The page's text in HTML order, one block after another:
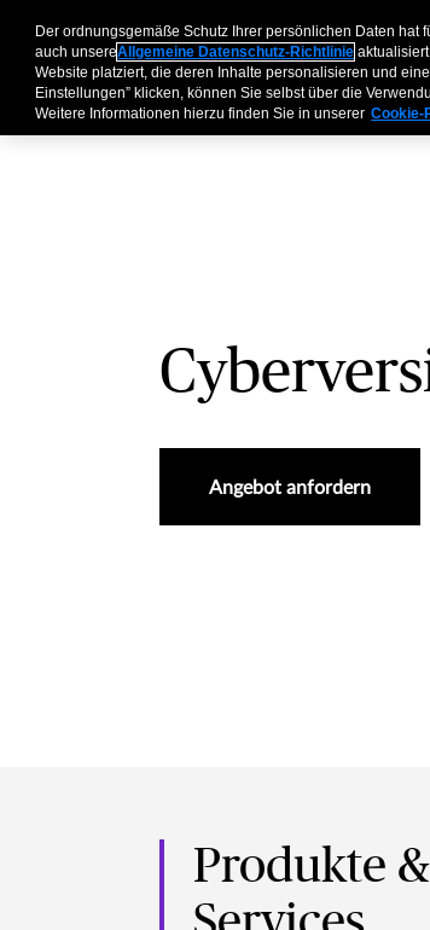
Angebot anfordern
Produkte &
Der ordnungsgemäße Schutz Ihrer persönlichen Daten
auch unsereAllgemeine Datenschutz-Richtlinie
Website platziert, die deren Inhalte personalisieren und
Einstellungen” klicken, können Sie selbst über die
Weitere Informationen hierzu finden Sie in unserer Cookie-